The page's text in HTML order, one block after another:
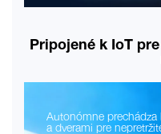
Pripojené k IoT
Autonómne prechádza
a dverami pre